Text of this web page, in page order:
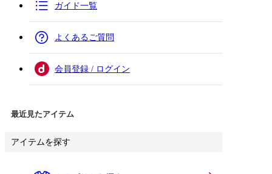
ガイド一覧
よくあるご質問
会員登録 / ログイン
最近見たアイテム
アイテムを探す